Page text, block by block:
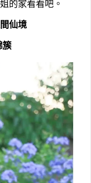
的家看看吧。
仙境
簇